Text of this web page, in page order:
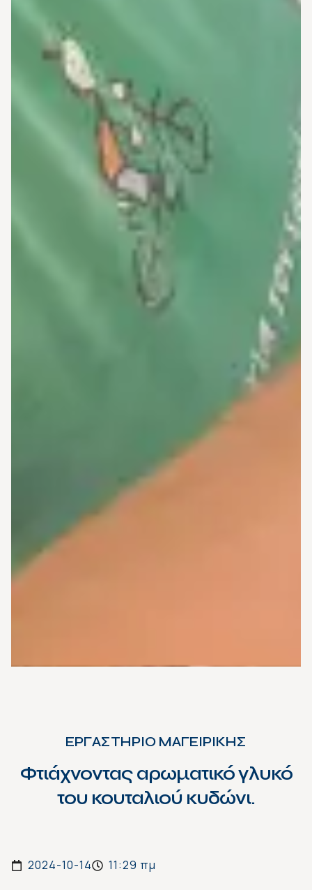
ΕΡΓΑΣΤΗΡΙΟ ΜΑΓΕΙΡΙΚΗΣ
Φτιάχνοντας αρωματικό γλυκό
του κουταλιού κυδώνι.
2024-10-14 11:29 πμ